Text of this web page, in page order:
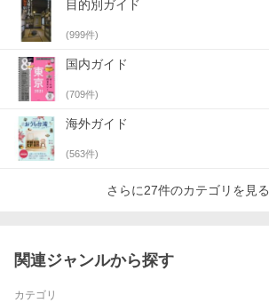
目的別ガイド
(999件)
国内ガイド
(709件)
海外ガイド
(563件)
さらに27件のカテゴリを見る
関連ジャンルから探す
カテゴリ